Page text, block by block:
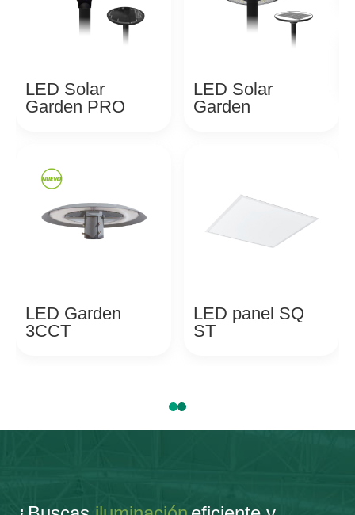
LED Solar
Garden PRO
LED Solar
Garden
LED Garden
3CCT
LED panel SQ
ST